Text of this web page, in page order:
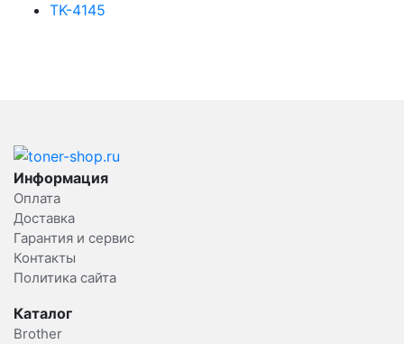
TK-4145
Информация
Оплата
Доставка
Гарантия и сервис
Контакты
Политика сайта
Каталог
Brother